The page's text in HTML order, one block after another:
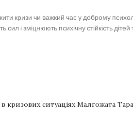
кризи чи важкий час у доброму
і зміцнюють психічну стійкість
кризових ситуаціях Малґожата